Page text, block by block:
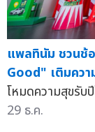
แพลทินัม ชวนช้
Good" เติมคว
โหมดความสุขรับ
29 ธ.ค.